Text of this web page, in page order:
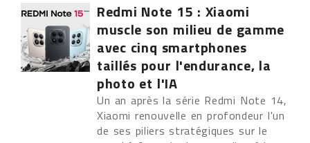
Redmi Note 15 : Xiaomi
muscle son milieu de gamme
avec cinq smartphones
taillés pour l'endurance, la
photo et l'IA
Un an après la série Redmi Note 14,
Xiaomi renouvelle en profondeur l'un
de ses piliers stratégiques sur le